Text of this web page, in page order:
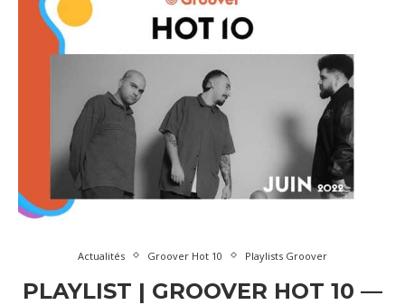
Actualités Groover Hot 10 Playlists Groover
PLAYLIST | GROOVER HOT 10 —